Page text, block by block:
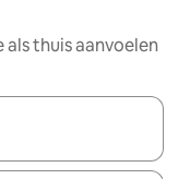
thuis aanvoelen
maak je een keuze